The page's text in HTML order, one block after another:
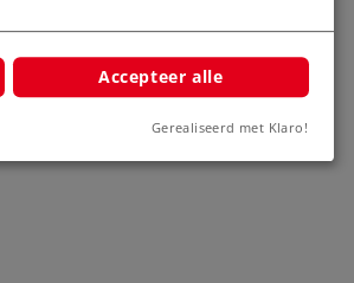
bovenleidng
8924
Accepteer alle
Gerealiseerd met Klaro!